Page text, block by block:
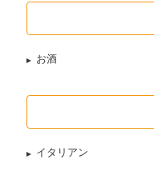
お酒
イタリアン